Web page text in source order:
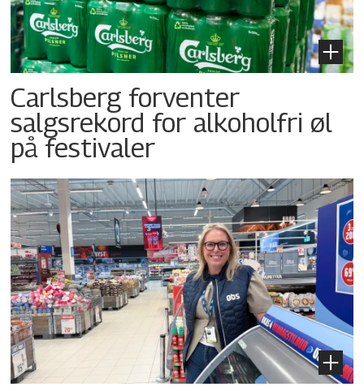
Carlsberg forventer
salgsrekord for alkoholfri øl
på festivaler